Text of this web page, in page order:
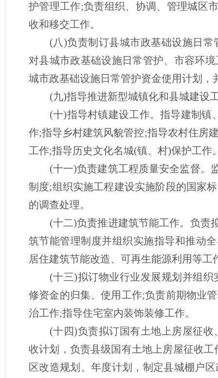
护管理工作;负责组织、协调、管理城区
收和移交工作。
(八)负责制订县城市政基础设施日
对县城市政基础设施日常管护、市容环
城市政基础设施日常管护资金使用计划，
(九)指导推进新型城镇化和县城建设
(十)指导村镇建设工作。指导建制
作;指导乡村建筑风貌管控;指导农村住房
工作;指导历史文化名城(镇、村)保护工作
(十一)负责建筑工程质量安全监督。
制度;组织实施工程建设实施阶段的国家
的调查处理。
(十二)负责推进建筑节能工作。负责
筑节能管理制度并组织实施指导和推动
居住建筑节能改造、可再生能源利用等工
(十三)拟订物业行业发展规划并组
修资金的归集、使用工作;负责前期物业
治工作;指导住宅室内装饰装修工作。
(十四)负责拟订国有土地上房屋征
收计划，负责县级国有土地上房屋征收
区改造规划、年度计划，制定县城棚户